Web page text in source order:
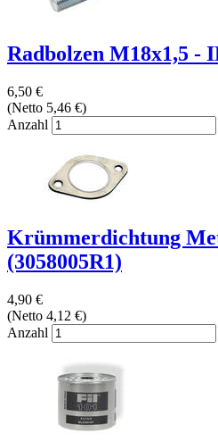
Radbolzen M18x1,5 -
6,50 €
(Netto 5,46 €)
Anzahl
Krümmerdichtung
(3058005R1)
4,90 €
(Netto 4,12 €)
Anzahl